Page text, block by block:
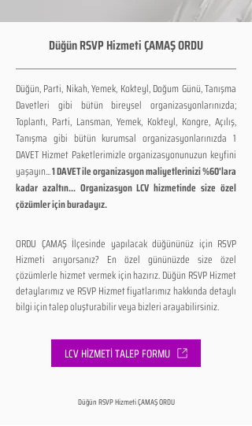
Düğün RSVP Hizmeti ÇAMAŞ ORDU
Düğün, Parti, Nikah, Yemek, Kokteyl, Doğum Günü, Tanışma
Davetleri gibi bütün bireysel organizasyonlarınızda;
Toplantı, Parti, Lansman, Yemek, Kokteyl, Kongre, Açılış,
Tanışma gibi bütün kurumsal organizasyonlarınızda 1
DAVET Hizmet Paketlerimizle organizasyonunuzun keyfini
yaşayın...1 DAVET ile organizasyon maliyetlerinizi %60'lara
kadar azaltın... Organizasyon LCV hizmetinde size özel
çözümler için buradayız.
ORDU ÇAMAŞ İlçesinde yapılacak düğününüz için RSVP
Hizmeti arıyorsanız? En özel gününüzde size özel
çözümlerle hizmet vermek için hazırız. Düğün RSVP Hizmet
detaylarımız ve RSVP Hizmet fiyatlarımız hakkında detaylı
bilgi için talep oluşturabilir veya bizleri arayabilirsiniz.
LCV HİZMETİ TALEP FORMU
Düğün RSVP Hizmeti ÇAMAŞ ORDU